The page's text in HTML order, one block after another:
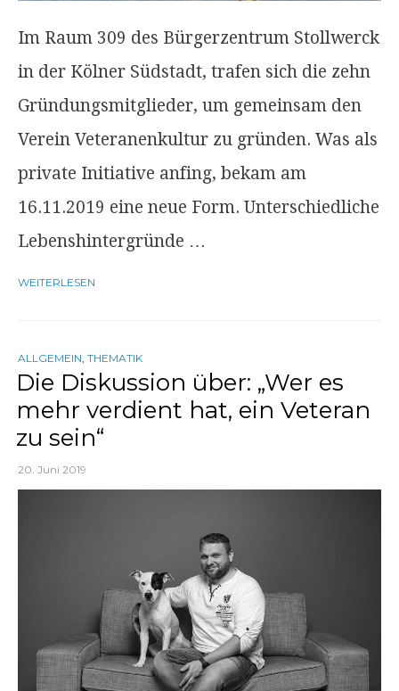
Im Raum 309 des Bürgerzentrum Stollwerck
in der Kölner Südstadt, trafen sich die zehn
Gründungsmitglieder, um gemeinsam den
Verein Veteranenkultur zu gründen. Was als
private Initiative anfing, bekam am
16.11.2019 eine neue Form. Unterschiedliche
Lebenshintergründe …
WEITERLESEN
ALLGEMEIN THEMATIK
Die Diskussion über: „Wer es
mehr verdient hat, ein Veteran
zu sein“
20. Juni 2019